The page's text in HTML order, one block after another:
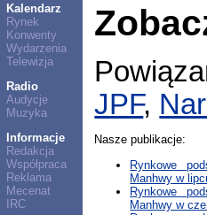
Kalendarz
Rynek
Konwenty
Wydarzenia
Telewizja
Radio
Audycje
Muzyka
Informacje
Redakcja
Współpraca
Reklama
Mecenat
IRC
JPF,
Nasze publikacje:
Rynkowe
Manhwy w
Rynkowe
Manhwy w